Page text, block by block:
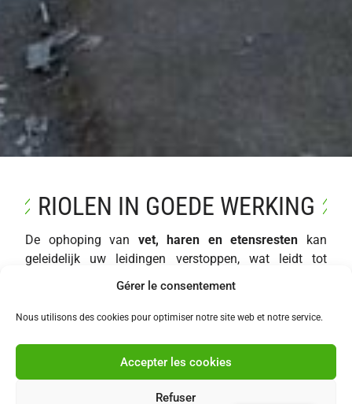
Gérer le consentement
Nous utilisons des cookies pour optimiser notre site web et notre service.
Accepter les cookies
Refuser
RIOLEN IN GOEDE WERKING
De ophoping van vet, haren en etensresten kan
geleidelijk uw leidingen verstoppen, wat leidt tot
slechte geuren, trage afvoer en terugkerende
Om deze ongemakken te voorkomen, is het essentieel
om eenpreventieve reiniginguit te voeren om uw
leidingen grondig te reinigen en een vlotte en
duurzame afvoer te garanderen.